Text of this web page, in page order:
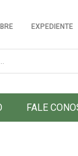
EXPEDIENTE
FALE